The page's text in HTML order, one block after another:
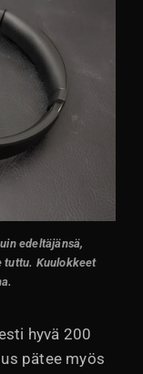
edeltäjänsä,
tuttu. Kuulokkeet
hyvä 200
pätee myös